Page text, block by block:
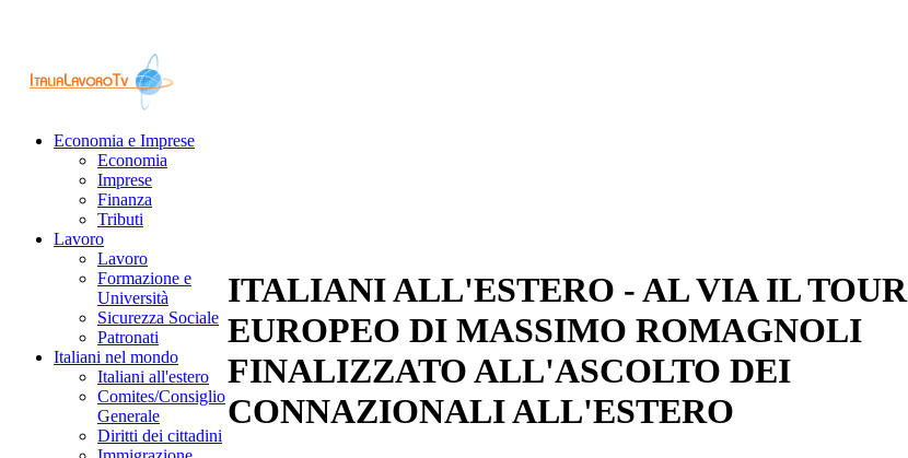
Economia e Imprese
Economia
Imprese
Finanza
Tributi
Lavoro
Lavoro
Formazione e
Università
Sicurezza Sociale
Patronati
Italiani nel mondo
Italiani all'estero
Comites/Consiglio
Generale
Diritti dei cittadini
ITALIANI ALL'ESTERO - AL VIA IL TOUR
EUROPEO DI MASSIMO ROMAGNOLI
FINALIZZATO ALL'ASCOLTO DEI
CONNAZIONALI ALL'ESTERO